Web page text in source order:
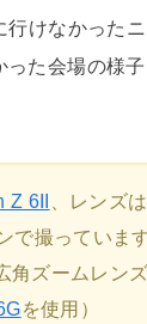
行けなかった
った会場の様
Z 6II 、レンズは
で撮っていま
角ズームレンズ
を使用）